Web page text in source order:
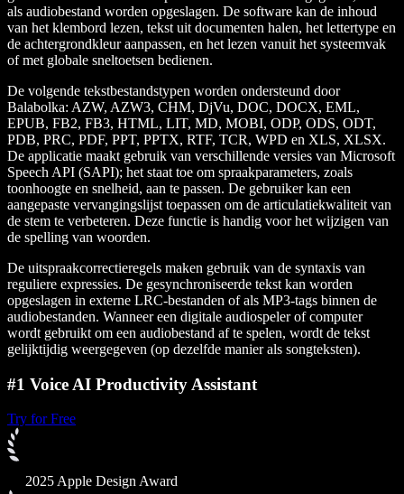
als audiobestand worden opgeslagen. De software kan de inhoud
van het klembord lezen, tekst uit documenten halen, het lettertype en
de achtergrondkleur aanpassen, en het lezen vanuit het systeemvak
of met globale sneltoetsen bedienen.
De volgende tekstbestandstypen worden ondersteund door
Balabolka: AZW, AZW3, CHM, DjVu, DOC, DOCX, EML,
EPUB, FB2, FB3, HTML, LIT, MD, MOBI, ODP, ODS, ODT,
PDB, PRC, PDF, PPT, PPTX, RTF, TCR, WPD en XLS, XLSX.
De applicatie maakt gebruik van verschillende versies van Microsoft
Speech API (SAPI); het staat toe om spraakparameters, zoals
toonhoogte en snelheid, aan te passen. De gebruiker kan een
aangepaste vervangingslijst toepassen om de articulatiekwaliteit van
de stem te verbeteren. Deze functie is handig voor het wijzigen van
de spelling van woorden.
De uitspraakcorrectieregels maken gebruik van de syntaxis van
reguliere expressies. De gesynchroniseerde tekst kan worden
opgeslagen in externe LRC-bestanden of als MP3-tags binnen de
audiobestanden. Wanneer een digitale audiospeler of computer
wordt gebruikt om een audiobestand af te spelen, wordt de tekst
gelijktijdig weergegeven (op dezelfde manier als songteksten).
#1 Voice AI Productivity Assistant
Try for Free
2025 Apple Design Award